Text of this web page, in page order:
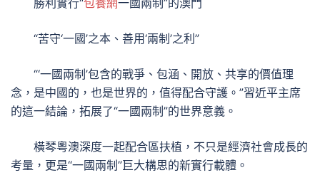
勝利實行“包養網一國兩制”的澳門
“苦守‘一國’之本、善用‘兩制’之利”
“‘一國兩制’包含的戰爭、包涵、開放、共享的價值理
念，是中國的，也是世界的，值得配合守護。”習近平主席
的這一結論，拓展了“一國兩制”的世界意義。
橫琴粵澳深度一起配合區扶植，不只是經濟社會成長的
考量，更是“一國兩制”巨大構思的新實行載體。